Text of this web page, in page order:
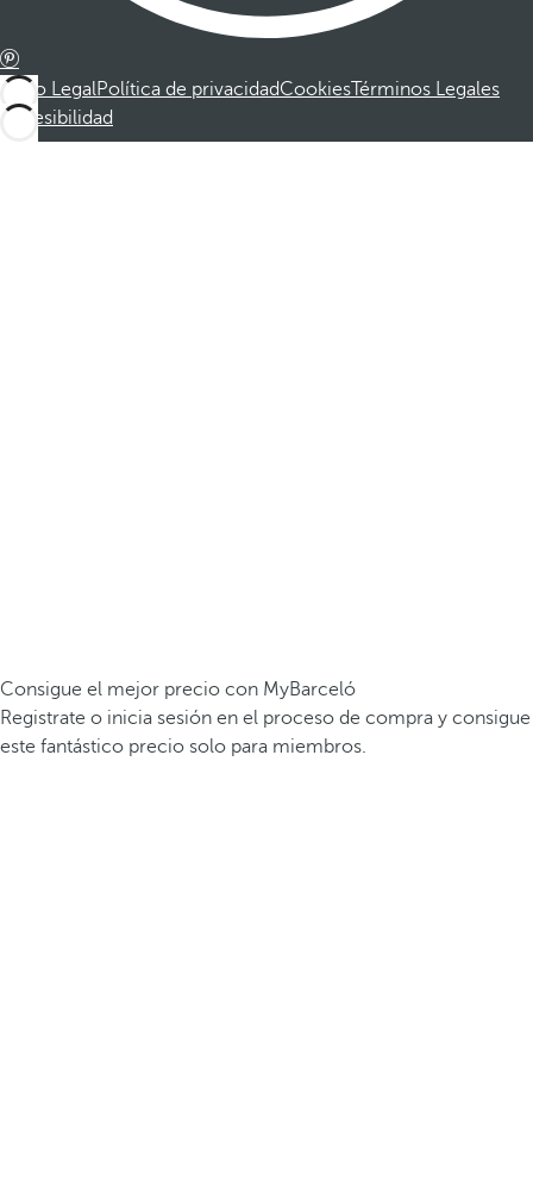
Aviso LegalPolítica de privacidadCookiesTérminos Legales
Accesibilidad
Consigue el mejor precio con MyBarceló
Registrate o inicia sesión en el proceso de compra y consigue
este fantástico precio solo para miembros.